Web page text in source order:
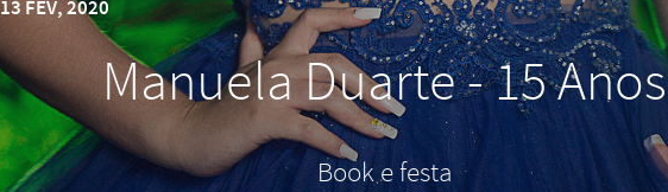
13 FEV, 2020
Manuela Duarte - 15 Anos
Book e festa